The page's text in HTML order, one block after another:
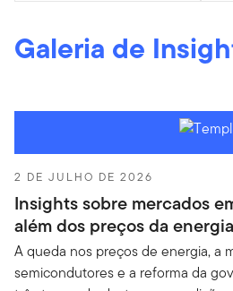
Galeria de
2 DE JULHO DE 2026
Insights sobre mercados
além dos preços da energia
A queda nos preços de energia, a
semicondutores e a reforma da